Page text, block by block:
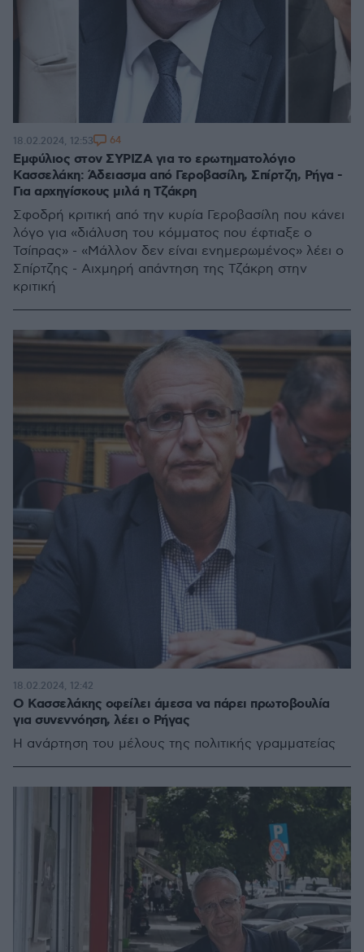
Εμφύλιος στον ΣΥΡΙΖΑ για το ερωτηματολόγιο
Κασσελάκη: Άδειασμα από Γεροβασίλη, Σπίρτζη, Ρήγα -
Για αρχηγίσκους μιλά η Τζάκρη
Σφοδρή κριτική από την κυρία Γεροβασίλη που κάνει
λόγο για «διάλυση του κόμματος που έφτιαξε ο
Τσίπρας» - «Μάλλον δεν είναι ενημερωμένος» λέει ο
Σπίρτζης - Αιχμηρή απάντηση της Τζάκρη στην
κριτική
18.02.2024, 12:53 64
Ο Κασσελάκης οφείλει άμεσα να πάρει πρωτοβουλία
για συνεννόηση, λέει ο Ρήγας
Η ανάρτηση του μέλους της πολιτικής γραμματείας
18.02.2024, 12:42